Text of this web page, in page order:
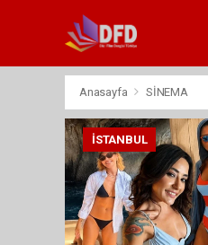
Anasayfa SİNEMA
İSTANBUL